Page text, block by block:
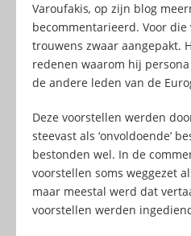
Varoufakis, op zijn blog
becommentarieerd. Voor
trouwens zwaar aangepakt.
redenen waarom hij
de andere leden van de
Deze voorstellen werden
steevast als ‘onvoldoende’
bestonden wel. In de
voorstellen soms weggezet
maar meestal werd dat
voorstellen werden